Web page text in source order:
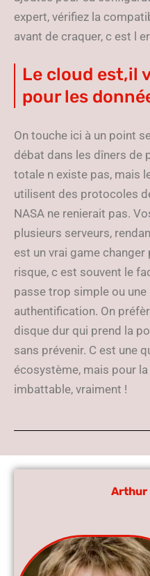
expert, vérifiez la
avant de craquer, c est l
Le cloud est,il
pour les
On touche ici à un point
débat dans les dîners de
totale n existe pas, mais
utilisent des protocoles
NASA ne renierait pas.
plusieurs serveurs,
est un vrai game changer
risque, c est souvent le
passe trop simple ou
authentification. On
disque dur qui prend la
sans prévenir. C est une
écosystème, mais pour
imbattable, vraiment !
Arthur